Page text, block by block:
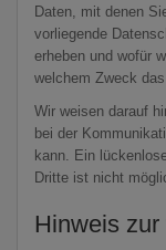
Daten, mit denen
vorliegende
erheben und wofür
welchem Zweck
Wir weisen darauf
bei der
kann. Ein
Dritte ist nicht
Hinweis